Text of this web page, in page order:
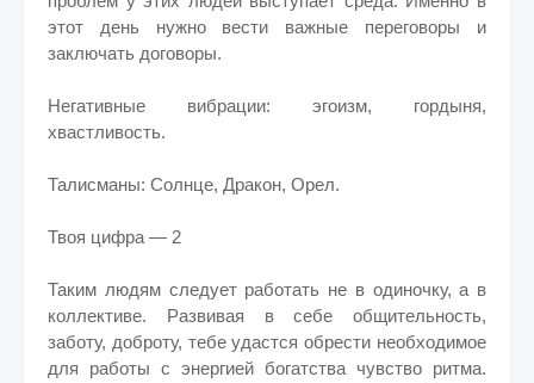
этот день нужно вести важные переговоры и
заключать договоры.
Негативные вибрации: эгоизм, гордыня,
хвастливость.
Талисманы: Солнце, Дракон, Орел.
Твоя цифра — 2
Таким людям следует работать не в одиночку, а в
коллективе. Развивая в себе общительность,
заботу, доброту, тебе удастся обрести необходимое
для работы с энергией богатства чувство ритма.